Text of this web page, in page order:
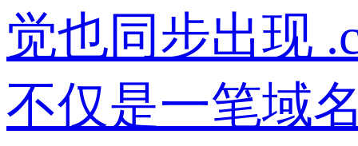
觉也同步出现
不仅是一笔域